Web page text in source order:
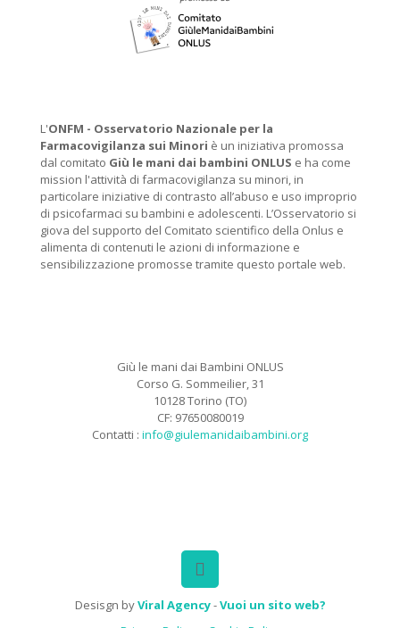
L'ONFM - Osservatorio Nazionale per la
Farmacovigilanza sui Minori è un iniziativa promossa
dal comitato Giù le mani dai bambini ONLUS e ha come
mission l'attività di farmacovigilanza su minori, in
particolare iniziative di contrasto all’abuso e uso improprio
di psicofarmaci su bambini e adolescenti. L’Osservatorio si
giova del supporto del Comitato scientifico della Onlus e
alimenta di contenuti le azioni di informazione e
sensibilizzazione promosse tramite questo portale web.
Giù le mani dai Bambini ONLUS
Corso G. Sommeilier, 31
10128 Torino (TO)
CF: 97650080019
Contatti : info@giulemanidaibambini.org
Desisgn byViral Agency-Vuoi un sito web?